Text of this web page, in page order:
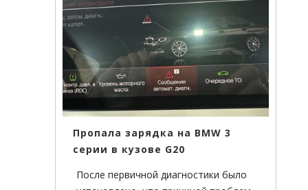
Пропала зарядка на BMW 3
серии в кузове G20
После первичной диагностики было